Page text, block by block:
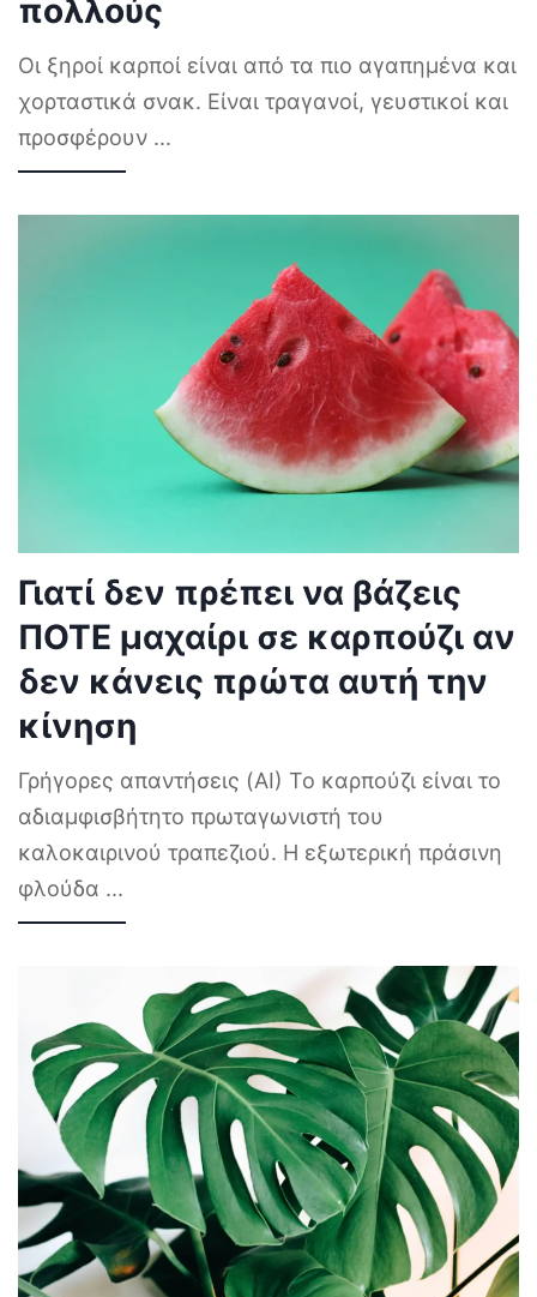
πολλούς
Οι ξηροί καρποί είναι από τα πιο αγαπημένα και
χορταστικά σνακ. Είναι τραγανοί, γευστικοί και
προσφέρουν ...
Γιατί δεν πρέπει να βάζεις
ΠΟΤΕ μαχαίρι σε καρπούζι αν
δεν κάνεις πρώτα αυτή την
κίνηση
Γρήγορες απαντήσεις (AI) Το καρπούζι είναι το
αδιαμφισβήτητο πρωταγωνιστή του
καλοκαιρινού τραπεζιού. Η εξωτερική πράσινη
φλούδα ...